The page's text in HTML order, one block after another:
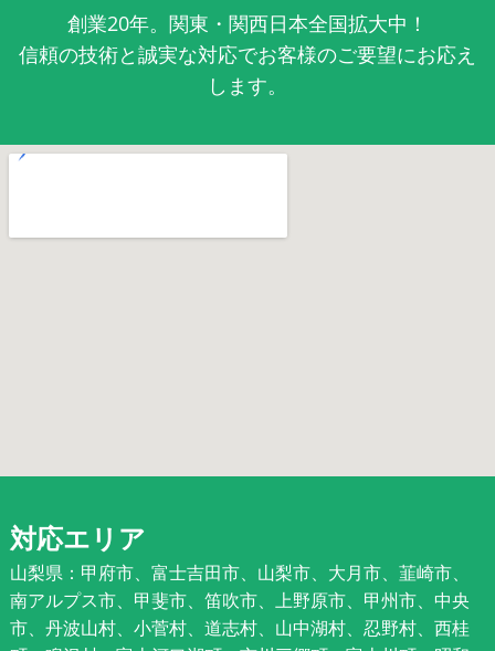
創業20年。関東・関西日本全国拡大中！
信頼の技術と誠実な対応でお客様のご要望にお応え
します。
対応エリア
山梨県：甲府市、富士吉田市、山梨市、大月市、韮崎市、
南アルプス市、甲斐市、笛吹市、上野原市、甲州市、中央
市、丹波山村、小菅村、道志村、山中湖村、忍野村、西桂